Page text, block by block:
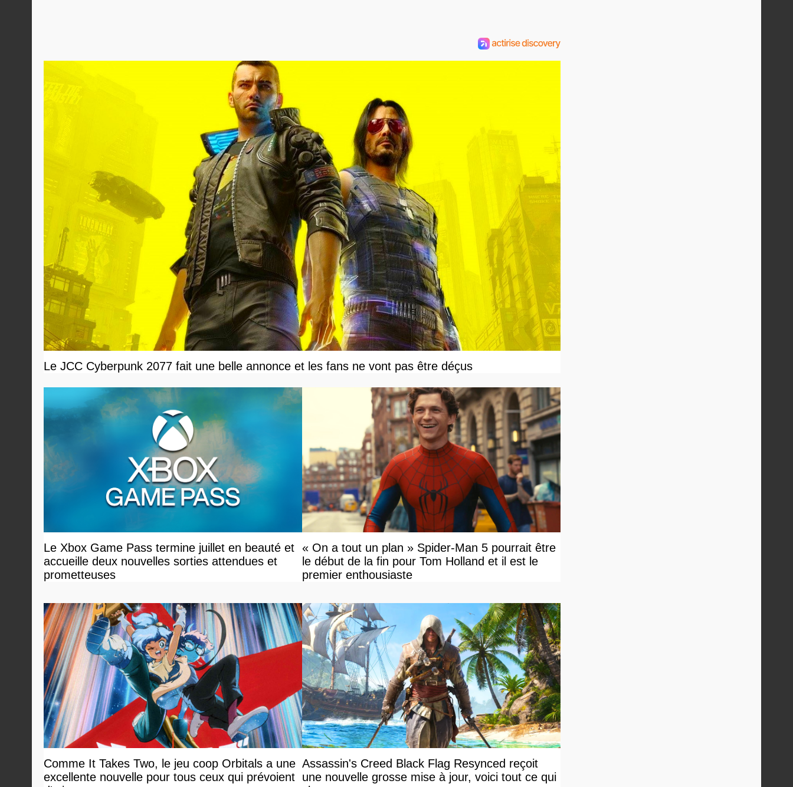
Le JCC Cyberpunk 2077 fait une belle annonce et les fans ne vont pas être déçus
Le Xbox Game Pass termine juillet en beauté et
accueille deux nouvelles sorties attendues et
prometteuses
« On a tout un plan » Spider-Man 5 pourrait être
le début de la fin pour Tom Holland et il est le
premier enthousiaste
Comme It Takes Two, le jeu coop Orbitals a une
excellente nouvelle pour tous ceux qui prévoient
Assassin's Creed Black Flag Resynced reçoit
une nouvelle grosse mise à jour, voici tout ce qui